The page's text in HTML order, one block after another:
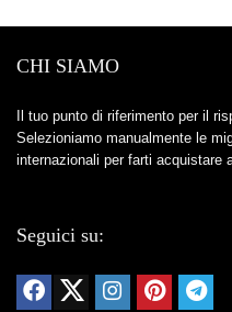
CHI SIAMO
Il tuo punto di riferimento per il
Selezioniamo manualmente le
internazionali per farti acquistare
Seguici su: